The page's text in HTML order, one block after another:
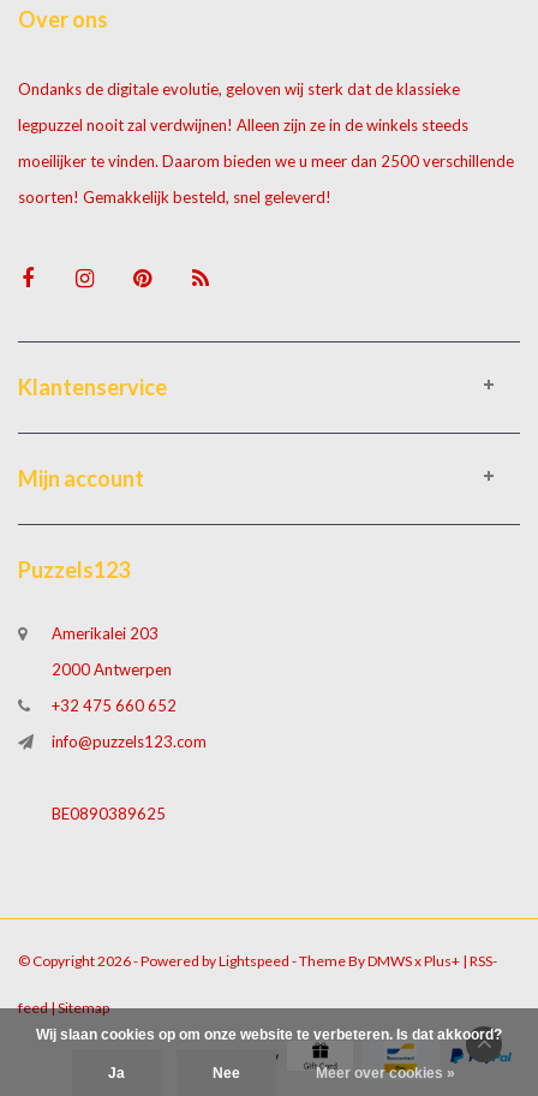
Over ons
Ondanks de digitale evolutie, geloven wij sterk dat de klassieke
legpuzzel nooit zal verdwijnen! Alleen zijn ze in de winkels steeds
moeilijker te vinden. Daarom bieden we u meer dan 2500 verschillende
soorten! Gemakkelijk besteld, snel geleverd!
Klantenservice
Mijn account
Puzzels123
Amerikalei 203
2000 Antwerpen
+32 475 660 652
info@puzzels123.com
BE0890389625
© Copyright 2026 - Powered byLightspeed - Theme ByDMWSxPlus+ | RSS-
feed|Sitemap
Wij slaan cookies op om onze website te verbeteren. Is dat akkoord?
Ja Nee Meer over cookies »